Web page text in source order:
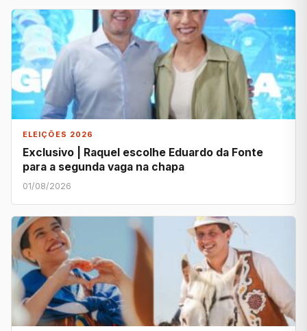
ELEIÇÕES 2026
Exclusivo | Raquel escolhe Eduardo da Fonte
para a segunda vaga na chapa
01/08/2026